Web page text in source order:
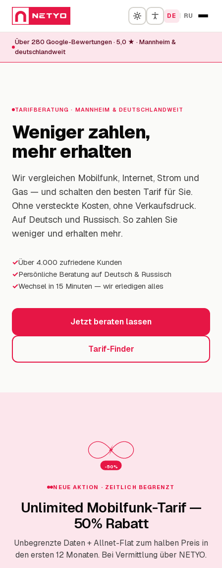
DE | RU
Start
Strom & Gas
Tarif-Finder
Aktionen
Problem-Lösung
Warum wir
FAQ
Dokumente
Blog
Über uns
Kontakt
Über 280 Google-Bewertungen · 5,0 ★ · Mannheim &
deutschlandweit
TARIFBERATUNG · MANNHEIM & DEUTSCHLANDWEIT
Weniger zahlen,
mehr erhalten
Wir vergleichen Mobilfunk, Internet, Strom und
Gas — und schalten den besten Tarif für Sie.
Ohne versteckte Kosten, ohne Verkaufsdruck.
Auf Deutsch und Russisch. So zahlen Sie
weniger und erhalten mehr.
✓Über 4.000 zufriedene Kunden
✓Persönliche Beratung auf Deutsch & Russisch
✓Wechsel in 15 Minuten — wir erledigen alles
Jetzt beraten lassen
Tarif-Finder
NEUE AKTION · ZEITLICH BEGRENZT
Unlimited Mobilfunk-Tarif —
50% Rabatt
Unbegrenzte Daten + Allnet-Flat zum halben Preis in
den ersten 12 Monaten. Bei Vermittlung über NETYO.
-50%